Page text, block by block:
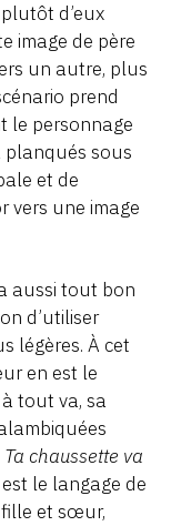
d’eux
image de père
un autre, plus
prend
le personnage
planqués sous
et de
vers une image
aussi tout bon
d’utiliser
légères. À cet
en est le
tout va, sa
Ta chaussette va
le langage de
fille et sœur,